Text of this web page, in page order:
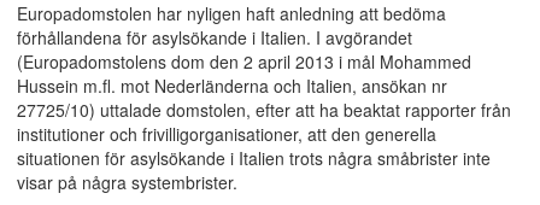
Europadomstolen har nyligen haft anledning att bedöma
förhållandena för asylsökande i Italien. I avgörandet
(Europadomstolens dom den 2 april 2013 i mål Mohammed
Hussein m.fl. mot Nederländerna och Italien, ansökan nr
27725/10) uttalade domstolen, efter att ha beaktat rapporter från
institutioner och frivilligorganisationer, att den generella
situationen för asylsökande i Italien trots några småbrister inte
visar på några systembrister.